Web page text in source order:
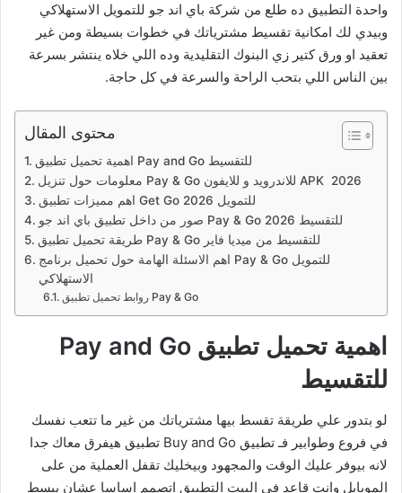
واحدة التطبيق ده طلع من شركة باي اند جو للتمويل الاستهلاكي
وبيدي لك امكانية تقسيط مشترياتك في خطوات بسيطة ومن غير
تعقيد او ورق كتير زي البنوك التقليدية وده اللي خلاه ينتشر بسرعة
بين الناس اللي بتحب الراحة والسرعة في كل حاجة.
محتوى المقال
اهمية تحميل تطبيق Pay and Go للتقسيط
معلومات حول تنزيل Pay & Go للاندرويد و للايفون APK 2026
اهم مميزات تطبيق Get Go للتمويل 2026
صور من داخل تطبيق باي اند جو Pay & Go للتقسيط 2026
طريقة تحميل تطبيق Pay & Go للتقسيط من ميديا فاير
اهم الاسئلة الهامة حول تحميل برنامج Pay & Go للتمويل
الاستهلاكي
روابط تحميل تطبيق Pay & Go
اهمية تحميل تطبيق Pay and Go
للتقسيط
لو بتدور علي طريقة تقسط بيها مشترياتك من غير ما تتعب نفسك
في فروع وطوابير فـ تطبيق Buy and Go تطبيق هيفرق معاك جدا
لانه بيوفر عليك الوقت والمجهود وبيخليك تقفل العملية من على
الموبايل وانت قاعد في البيت التطبيق اتصمم اساسا عشان يبسط